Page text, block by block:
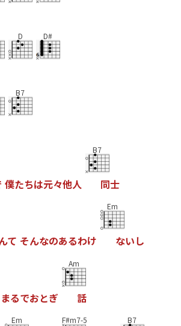
D D#
B7
僕たちは元々他人
B7
同士
て そんなのあるわけ
Em
ないし
まるでおとぎ
Am
話
Em F#m7-5 B7